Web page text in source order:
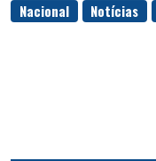
Nacional
Notícias